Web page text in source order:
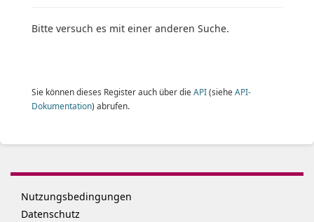
Bitte versuch es mit einer anderen Suche.
Sie können dieses Register auch über die API(siehe API-
Dokumentation) abrufen.
Nutzungsbedingungen
Datenschutz